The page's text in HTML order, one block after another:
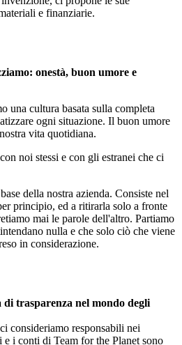
e finanziarie.
onestà, buon umore e
una cultura basata sulla completa
ogni situazione. Il buon umore
vita quotidiana.
noi stessi e con gli estranei che ci
della nostra azienda. Consiste nel
principio, ed a ritirarla solo a fronte
mai le parole dell'altro. Partiamo
nulla e che solo ciò che viene
in considerazione.
di trasparenza nel mondo degli
consideriamo responsabili nei
i conti di Team for the Planet sono